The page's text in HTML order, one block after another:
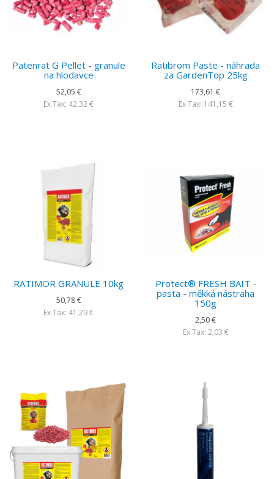
Patenrat G Pellet - granule
na hlodavce
52,05 €
Ex Tax: 42,32 €
Ratibrom Paste - náhrada
za GardenTop 25kg
173,61 €
Ex Tax: 141,15 €
RATIMOR GRANULE 10kg
50,78 €
Ex Tax: 41,29 €
Protect® FRESH BAIT -
pasta - měkká nástraha
150g
2,50 €
Ex Tax: 2,03 €